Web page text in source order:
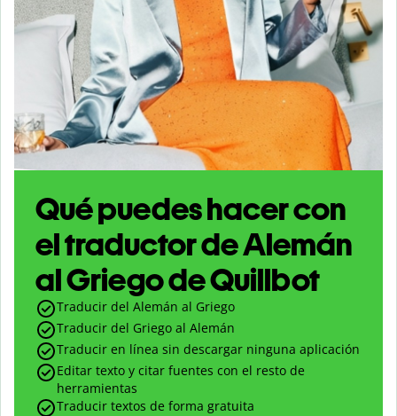
Qué puedes hacer con
el traductor de Alemán
al Griego de Quillbot
Traducir del Alemán al Griego
Traducir del Griego al Alemán
Traducir en línea sin descargar ninguna aplicación
Editar texto y citar fuentes con el resto de
herramientas
Traducir textos de forma gratuita